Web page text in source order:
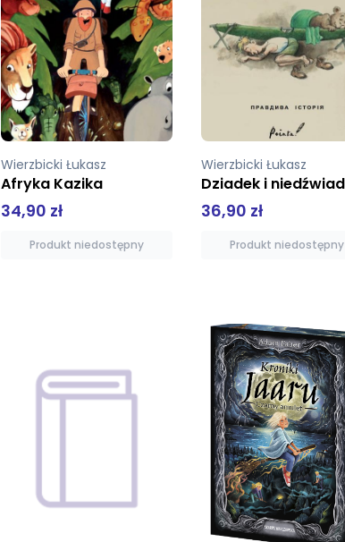
Wierzbicki Łukasz
36,90 zł
Produkt niedostępny
Wierzbicki Łukasz
42,00 zł
Produkt niedostępny